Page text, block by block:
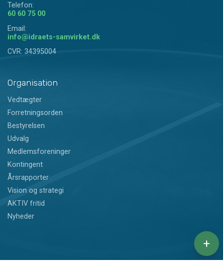
Telefon:
60 60 75 00
Email:
info@idraets-samvirket.dk
CVR: 34395004
Organisation
Vedtægter
Forretningsorden
Bestyrelsen
Udvalg
Medlemsforeninger
Kontingent
Årsrapporter
Vision og strategi
AKTIV fritid
Nyheder
+
, CVR 34395004
|